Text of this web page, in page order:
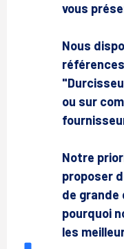
vous
Nous
ou sur
Notre
proposer
de grande
pourquoi
les